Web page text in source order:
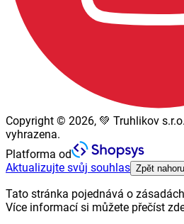
Copyright © 2026, 💚 Truhlikov
vyhrazena.
Platforma od
Aktualizujte svůj souhlas Zpět nahoru
Tato stránka pojednává o
Více informací si můžete přečíst